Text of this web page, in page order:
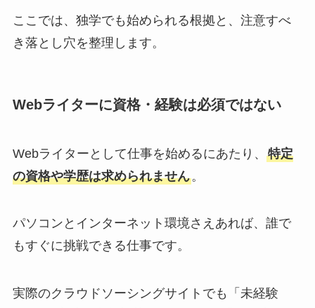
ここでは、独学でも始められる根拠と、注意すべ
き落とし穴を整理します。
Webライターに資格・経験は必須ではない
Webライターとして仕事を始めるにあたり、 特定
の資格や学歴は求められません。
パソコンとインターネット環境さえあれば、誰で
もすぐに挑戦できる仕事です。
実際のクラウドソーシングサイトでも「未経験